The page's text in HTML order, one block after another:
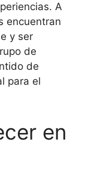
A
encuentran
y ser
de
de
para el
en